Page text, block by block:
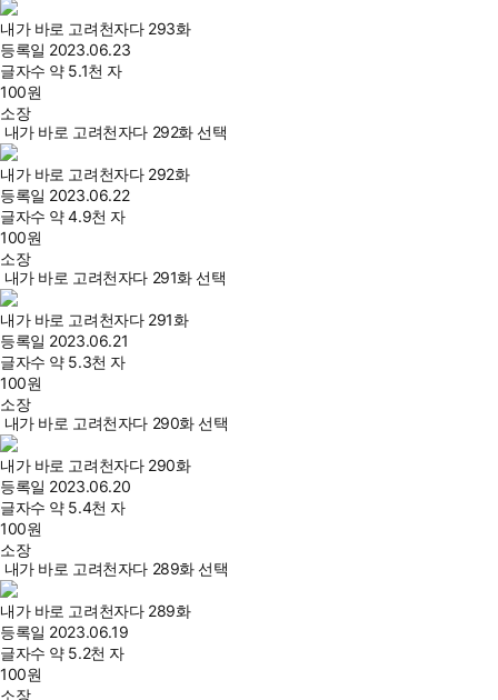
내가 바로 고려천자다 293화
등록일 2023.06.23
글자수 약 5.1천 자
100원
소장
내가 바로 고려천자다 292화 선택
내가 바로 고려천자다 292화
등록일 2023.06.22
글자수 약 4.9천 자
100원
소장
내가 바로 고려천자다 291화 선택
내가 바로 고려천자다 291화
등록일 2023.06.21
글자수 약 5.3천 자
100원
소장
내가 바로 고려천자다 290화 선택
내가 바로 고려천자다 290화
등록일 2023.06.20
글자수 약 5.4천 자
100원
소장
내가 바로 고려천자다 289화 선택
내가 바로 고려천자다 289화
등록일 2023.06.19
글자수 약 5.2천 자
100원
소장